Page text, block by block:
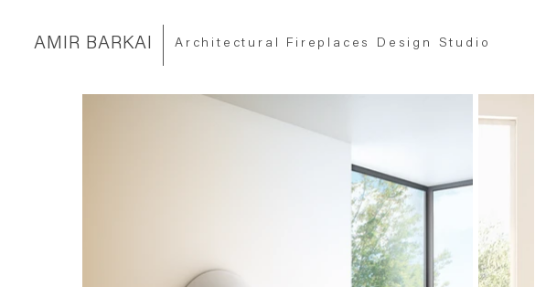
AMIR BARKAI Architectural Fireplaces Design Studio